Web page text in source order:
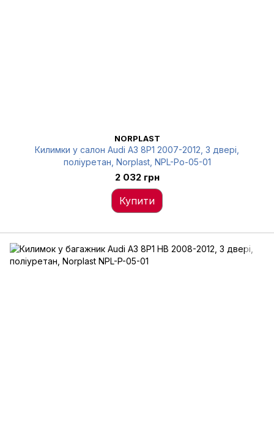
NORPLAST
Килимки у салон Audi A3 8P1 2007-2012, 3 двері,
поліуретан, Norplast, NPL-Po-05-01
2 032 грн
Купити